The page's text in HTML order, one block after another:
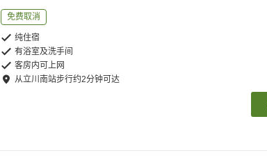
免费取消
纯住宿
有浴室及洗手间
客房内可上网
从立川南站步行约2分钟可达